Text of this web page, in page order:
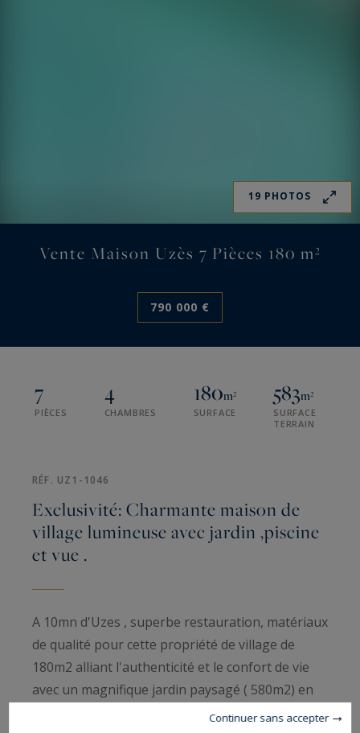
19 PHOTOS
Vente Maison Uzès 7 Pièces 180 m²
790 000 €
7
PIÈCES
4
CHAMBRES
180m²
SURFACE
583m²
SURFACE
TERRAIN
RÉF. UZ1-1046
Exclusivité: Charmante maison de
village lumineuse avec jardin ,piscine
et vue .
A 10mn d'Uzes , superbe restauration, matériaux
de qualité pour cette propriété de village de
180m2 alliant l'authenticité et le confort de vie
avec un magnifique jardin paysagé ( 580m2) en
restanques avec piscine . Vue exceptionnelle .
Continuer sans accepter